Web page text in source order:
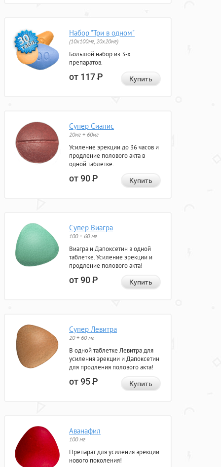
Набор "Три в одном"
(10x100мг, 20x20мг)
Большой набор из 3-х
препаратов.
от 117Р Купить
Супер Сиалис
20мг + 60мг
Усиление эрекции до 36 часов и
продление полового акта в
одной таблетке.
от 90Р Купить
Супер Виагра
100 + 60 мг
Виагра и Дапоксетин в одной
таблетке. Усиление эрекции и
продление полового акта!
от 90Р Купить
Супер Левитра
20 + 60 мг
В одной таблетке Левитра для
усиления эрекции и Дапоксетин
для продления полового акта!
от 95Р Купить
Аванафил
100 мг
Препарат для усиления эрекции
нового поколения!